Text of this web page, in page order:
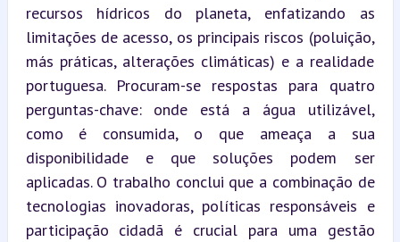
recursos hídricos do planeta, enfatizando as
limitações de acesso, os principais riscos (poluição,
más práticas, alterações climáticas) e a realidade
portuguesa. Procuram-se respostas para quatro
perguntas-chave: onde está a água utilizável,
como é consumida, o que ameaça a sua
disponibilidade e que soluções podem ser
aplicadas. O trabalho conclui que a combinação de
tecnologias inovadoras, políticas responsáveis e
participação cidadã é crucial para uma gestão